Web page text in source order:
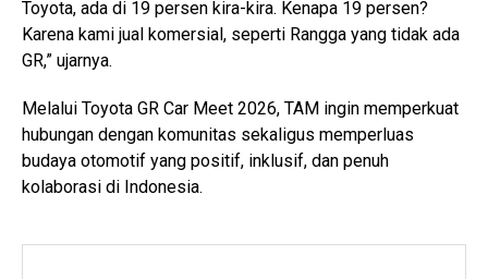
Toyota, ada di 19 persen kira-kira. Kenapa 19 persen?
Karena kami jual komersial, seperti Rangga yang tidak ada
GR,” ujarnya.
Melalui Toyota GR Car Meet 2026, TAM ingin memperkuat
hubungan dengan komunitas sekaligus memperluas
budaya otomotif yang positif, inklusif, dan penuh
kolaborasi di Indonesia.